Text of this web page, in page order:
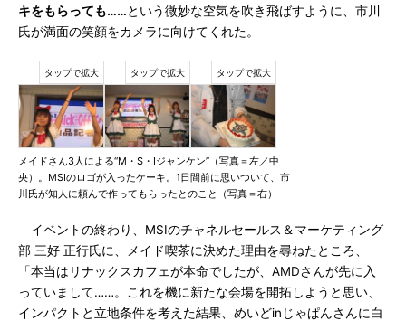
キをもらっても……という微妙な空気を吹き飛ばすように、市川
氏が満面の笑顔をカメラに向けてくれた。
メイドさん3人による“M・S・Iジャンケン”（写真＝左／中
央）。MSIのロゴが入ったケーキ。1日間前に思いついて、市
川氏が知人に頼んで作ってもらったとのこと（写真＝右）
イベントの終わり、MSIのチャネルセールス＆マーケティング
部 三好 正行氏に、メイド喫茶に決めた理由を尋ねたところ、
「本当はリナックスカフェが本命でしたが、AMDさんが先に入
っていまして……。これを機に新たな会場を開拓しようと思い、
インパクトと立地条件を考えた結果、めいどinじゃぱんさんに白